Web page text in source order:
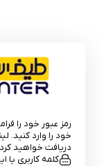
رمز عبور خود را
خود را وارد کنید.
دریافت خواهید
کلمه کاربری یا